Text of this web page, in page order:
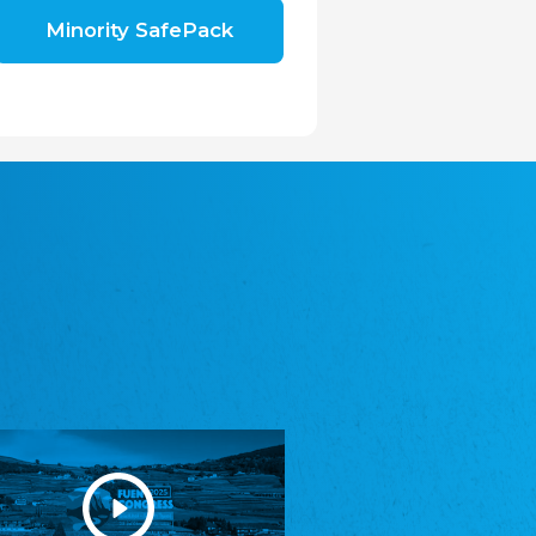
republice, z.s.
Landesversammlung der deutschen Vereine
Sydslesvigsk Forening e. V.
Südschleswigscher Verein
Youth of European Nationalities (YEN)
Jugend Europäischer Volksgruppen (JEV)
Minority SafePack